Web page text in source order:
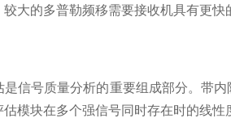
大的多普勒频移需要接收机具有更快
号质量分析的重要组成部分。带内
模块在多个强信号同时存在时的线性